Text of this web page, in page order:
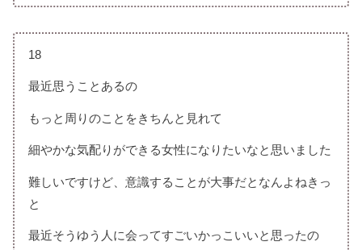
18
最近思うことあるの
もっと周りのことをきちんと見れて
細やかな気配りができる女性になりたいなと思いました
難しいですけど、意識することが大事だとなんよねきっ
と
最近そうゆう人に会ってすごいかっこいいと思ったの